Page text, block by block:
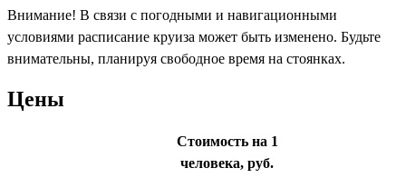
Внимание! В связи с погодными и навигационными
условиями расписание круиза может быть изменено. Будьте
внимательны, планируя свободное время на стоянках.
Цены
Стоимость на 1
человека, руб.